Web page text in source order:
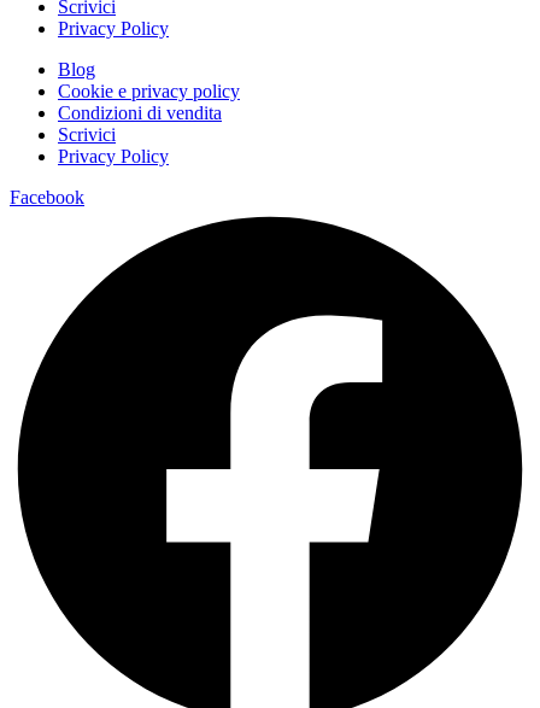
Scrivici
Privacy Policy
Blog
Cookie e privacy policy
Condizioni di vendita
Scrivici
Privacy Policy
Facebook